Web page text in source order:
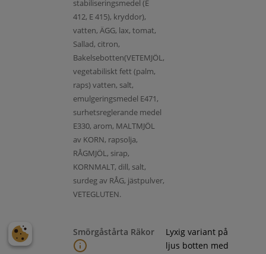
stabiliseringsmedel (E
412, E 415), kryddor),
vatten, ÄGG, lax, tomat,
Sallad, citron,
Bakelsebotten(VETEMJÖL,
vegetabiliskt fett (palm,
raps) vatten, salt,
emulgeringsmedel E471,
surhetsreglerande medel
E330, arom, MALTMJÖL
av KORN, rapsolja,
RÅGMJÖL, sirap,
KORNMALT, dill, salt,
surdeg av RÅG, jästpulver,
VETEGLUTEN.
Smörgåstårta Räkor
Lyxig variant på
ljus botten med